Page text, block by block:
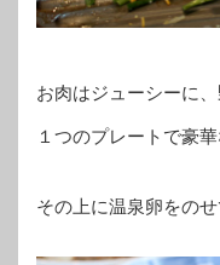
お肉はジューシーに
１つのプレートで豪
その上に温泉卵をのせ